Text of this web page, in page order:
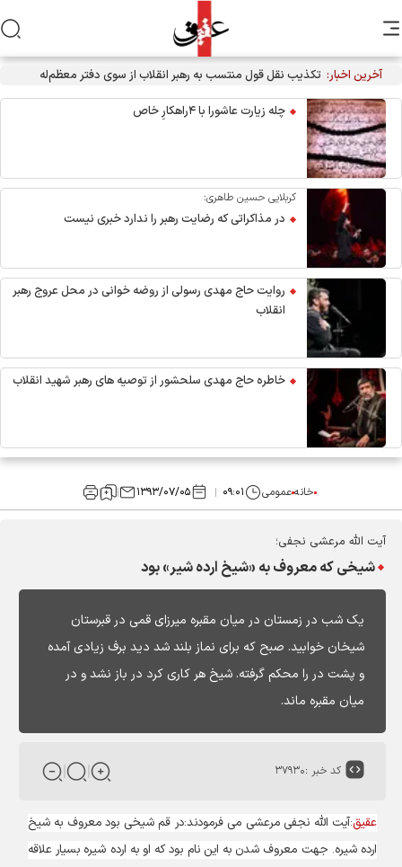
آخرین اخبار:
چله زیارت عاشورا با ۴راهکارِ خاص
کربلایی حسین طاهری:
در مذاکراتی که رضایت رهبر را ندارد خبری نیست
روایت حاج مهدی رسولی از روضه خوانی در محل عروج رهبر
انقلاب
خاطره حاج مهدی سلحشور از توصیه های رهبر شهید انقلاب
خانهعمومی ۰۹:۰۱ ۱۳۹۳/۰۷/۰۵
آیت الله مرعشی نجفی؛
شیخی که معروف به «شیخ ارده شیر» بود
یک شب در زمستان در میان مقبره میرزای قمی در قبرستان
شیخان خوابید. صبح که برای نماز بلند شد دید برف زیادی آمده
و پشت در را محکم گرفته. شیخ هر کاری کرد در باز نشد و در
میان مقبره ماند.
کد خبر :۳۷۹۳۰
عقیق:آیت الله نجفی مرعشی می فرمودند:در قم شیخی بود معروف به شیخ
ارده شیره. جهت معروف شدن به این نام بود که او به ارده شیره بسیار علاقه